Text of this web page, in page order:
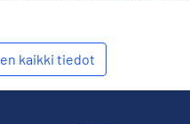
kaikki tiedot